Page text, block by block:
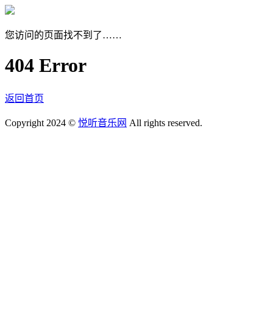
您访问的页面找不到了……
404 Error
返回首页
Copyright 2024 © 悦听音乐网 All rights reserved.